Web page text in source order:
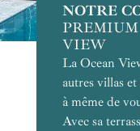
NOTRE
VIEW
La Ocean
autres villas
à même de
Avec sa
POUR
POUR LA
POUR
POUR LA